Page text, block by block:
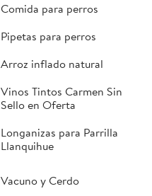
Comida para perros
Pipetas para perros
Arroz inflado natural
Vinos Tintos Carmen Sin
Sello en Oferta
Longanizas para Parrilla
Llanquihue
Vacuno y Cerdo